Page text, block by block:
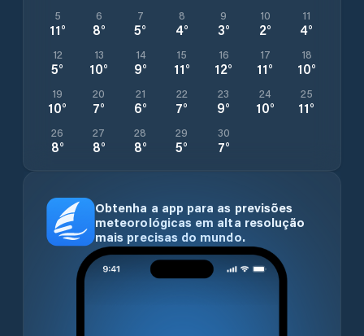
5
11°
6
8°
7
5°
8
4°
9
3°
10
2°
11
4°
12
5°
13
10°
14
9°
15
11°
16
12°
17
11°
18
10°
19
10°
20
7°
21
6°
22
7°
23
9°
24
10°
25
11°
26
8°
27
8°
28
8°
29
5°
30
7°
Obtenha a app para as previsões
meteorológicas em alta resolução
mais precisas do mundo.